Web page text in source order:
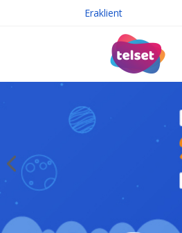
Eraklient